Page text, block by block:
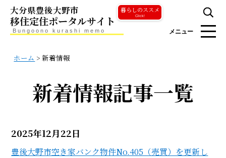
大分県豊後大野市
移住定住ポータルサイト
Bungoono kurashi memo
暮らしのススメ
Click!
メニュー
ホーム >新着情報
新着情報記事一覧
2025年12月22日
豊後大野市空き家バンク物件No.405（売買）を更新し